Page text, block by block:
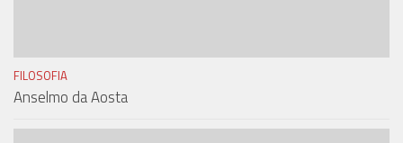
FILOSOFIA
Anselmo da Aosta